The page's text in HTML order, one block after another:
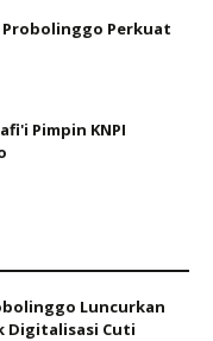
Probolinggo Perkuat
Pimpin KNPI
Luncurkan
Digitalisasi Cuti